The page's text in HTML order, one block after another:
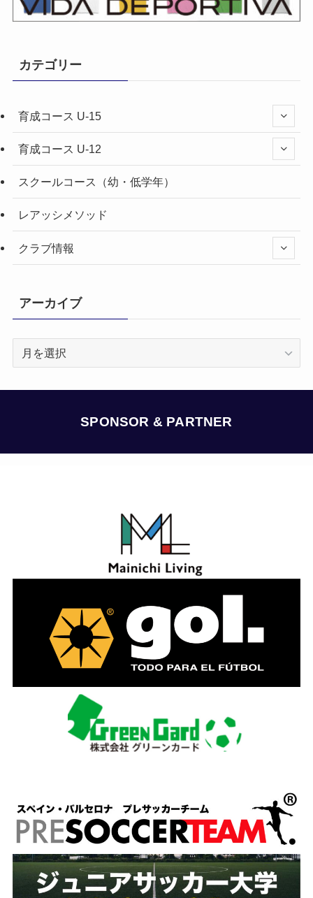
カテゴリー
育成コース U-15
育成コース U-12
スクールコース（幼・低学年）
レアッシメソッド
クラブ情報
アーカイブ
SPONSOR & PARTNER